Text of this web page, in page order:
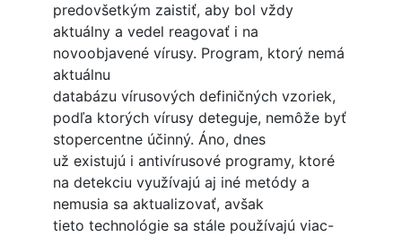
predovšetkým zaistiť, aby bol vždy
aktuálny a vedel reagovať i na
novoobjavené vírusy. Program, ktorý nemá
aktuálnu
databázu vírusových definičných vzoriek,
podľa ktorých vírusy deteguje, nemôže byť
stopercentne účinný. Áno, dnes
už existujú i antivírusové programy, ktoré
na detekciu využívajú aj iné metódy a
nemusia sa aktualizovať, avšak
tieto technológie sa stále používajú viac-